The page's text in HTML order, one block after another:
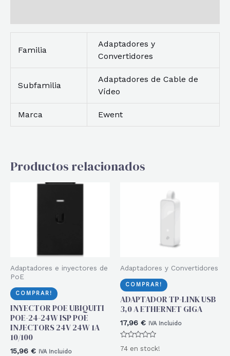
Familia
Adaptadores y
Convertidores
Subfamilia
Adaptadores de Cable de
Vídeo
Marca Ewent
Productos relacionados
Adaptadores e inyectores de
PoE
COMPRAR!
INYECTOR POE UBIQUITI
POE-24-24W ISP POE
INJECTORS 24V 24W 1A
10/100
15,96 € IVA Incluido
Adaptadores y Convertidores
COMPRAR!
ADAPTADOR TP-LINK USB
3,0 A ETHERNET GIGA
17,96 € IVA Incluido
con
74 en stock!